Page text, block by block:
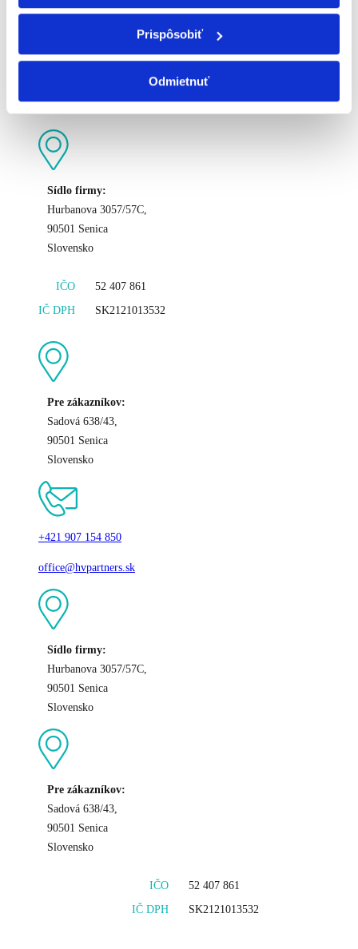
Prispôsobiť
Odmietnuť
Sídlo firmy:
Hurbanova 3057/57C,
90501 Senica
Slovensko
IČO
IČ DPH
52 407 861
SK2121013532
Pre zákazníkov:
Sadová 638/43,
90501 Senica
Slovensko
+421 907 154 850
office@hvpartners.sk
Sídlo firmy:
Hurbanova 3057/57C,
90501 Senica
Slovensko
Pre zákazníkov:
Sadová 638/43,
90501 Senica
Slovensko
IČO
IČ DPH
52 407 861
SK2121013532